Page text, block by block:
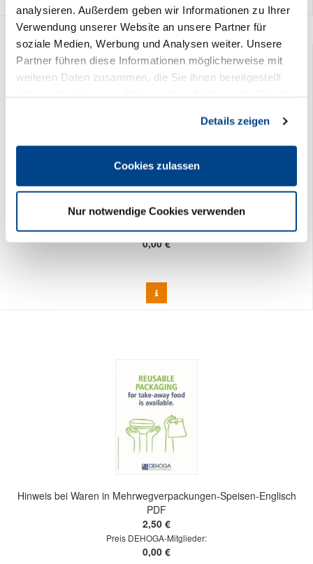
analysieren. Außerdem geben wir Informationen zu Ihrer
Verwendung unserer Website an unsere Partner für
soziale Medien, Werbung und Analysen weiter. Unsere
Partner führen diese Informationen möglicherweise mit
weiteren Daten zusammen, die Sie ihnen bereitgestellt
Cookies, wenn Sie unsere Webseite weiterhin nutzen.
Details zeigen
Cookies zulassen
Nur notwendige Cookies verwenden
2,50 €
Preis DEHOGA-Mitglieder:
0,00 €
Hinweis bei Waren in Mehrwegverpackungen-Speisen-Englisch
PDF
2,50 €
Preis DEHOGA-Mitglieder:
0,00 €